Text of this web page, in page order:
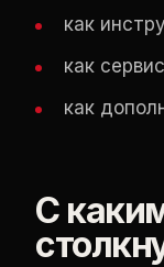
как
как
как
С